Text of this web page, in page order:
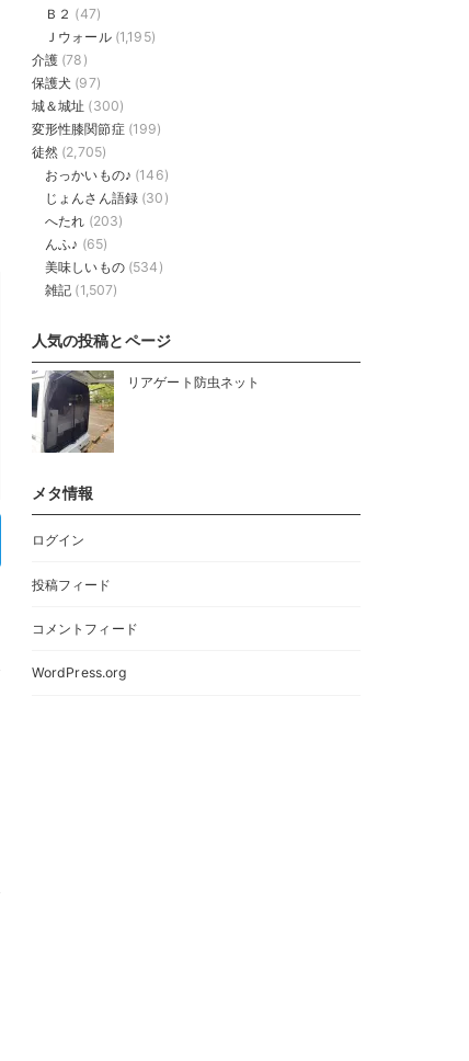
Ｂ２ (47)
Ｊウォール(1,195)
介護 (78)
保護犬 (97)
城＆城址 (300)
変形性膝関節症(199)
徒然 (2,705)
おっかいもの♪ (146)
じょんさん語録(30)
へたれ (203)
んふ♪ (65)
美味しいもの(534)
雑記 (1,507)
人気の投稿とページ
リアゲート防虫ネット
メタ情報
ログイン
投稿フィード
コメントフィード
WordPress.org